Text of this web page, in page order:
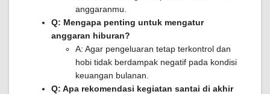
anggaranmu.
Q: Mengapa penting untuk mengatur
anggaran hiburan?
A: Agar pengeluaran tetap terkontrol dan
hobi tidak berdampak negatif pada kondisi
keuangan bulanan.
Q: Apa rekomendasi kegiatan santai di akhir